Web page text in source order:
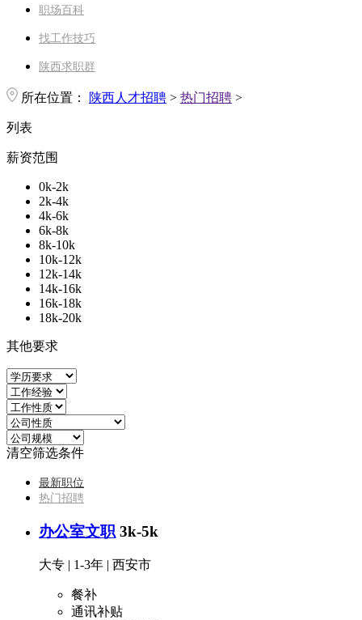
职场百科
找工作技巧
陕西求职群
所在位置： 陕西人才招聘 > 热门招聘 >
列表
薪资范围
0k-2k
2k-4k
4k-6k
6k-8k
8k-10k
10k-12k
12k-14k
14k-16k
16k-18k
18k-20k
其他要求
清空筛选条件
最新职位
热门招聘
办公室文职 3k-5k
大专 | 1-3年 | 西安市
餐补
通讯补贴